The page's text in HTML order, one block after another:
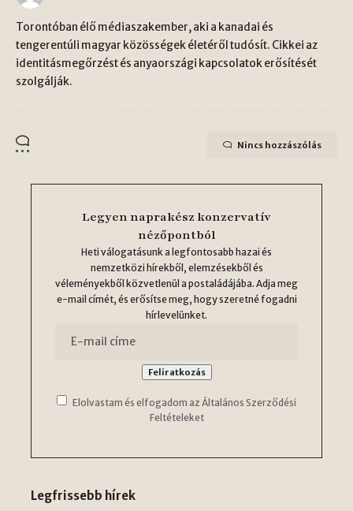
Torontóban élő médiaszakember, aki a kanadai és
tengerentúli magyar közösségek életéről tudósít. Cikkei az
identitásmegőrzést és anyaországi kapcsolatok erősítését
szolgálják.
Nincs hozzászólás
Legyen naprakész konzervatív
nézőpontból
Heti válogatásunk a legfontosabb hazai és
nemzetközi hírekből, elemzésekből és
véleményekből közvetlenül a postaládájába. Adja meg
e-mail címét, és erősítse meg, hogy szeretné fogadni
hírlevelünket.
Elolvastam és elfogadom az Általános Szerződési
Feltételeket
Legfrissebb hírek